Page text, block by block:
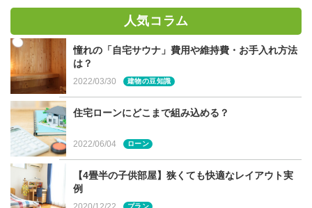
【ウォークインできる個室型】
ウォークインクローゼットと同じように、歩いて出入りで
きる完全な個室としたパントリーは、多少散らかってしま
ってもOK。リビングから見える位置なら、扉があると来
客時も安心ですね。
キッチンからパントリーを介して、玄関や洗面、廊下など
に通り抜けできる回遊動線のパントリーも人気がありま
す。
人気コラム
憧れの「自宅サウナ」費用や維持費・お手入れ方法
は？
2022/03/30 建物の豆知識
住宅ローンにどこまで組み込める？
2022/06/04 ローン
【4畳半の子供部屋】狭くても快適なレイアウト実
例
プラン